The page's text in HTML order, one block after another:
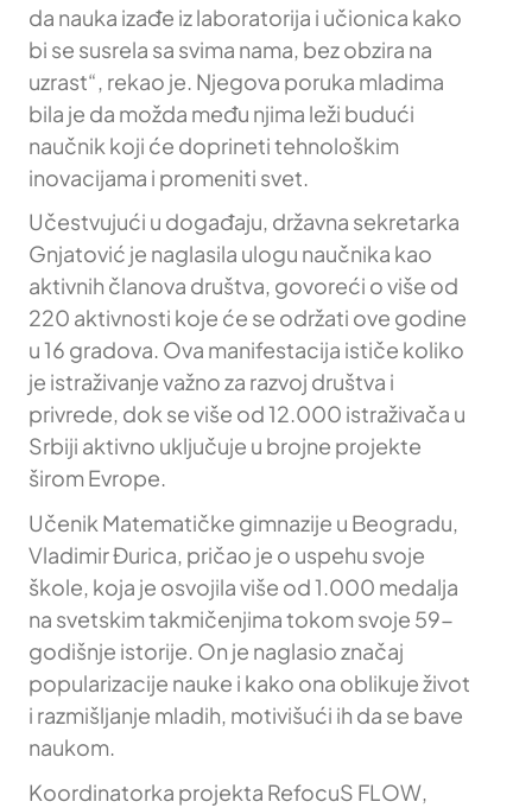
da nauka izađe iz laboratorija i učionica kako
bi se susrela sa svima nama, bez obzira na
uzrast“, rekao je. Njegova poruka mladima
bila je da možda među njima leži budući
naučnik koji će doprineti tehnološkim
inovacijama i promeniti svet.
Učestvujući u događaju, državna sekretarka
Gnjatović je naglasila ulogu naučnika kao
aktivnih članova društva, govoreći o više od
220 aktivnosti koje će se održati ove godine
u 16 gradova. Ova manifestacija ističe koliko
je istraživanje važno za razvoj društva i
privrede, dok se više od 12.000 istraživača u
Srbiji aktivno uključuje u brojne projekte
širom Evrope.
Učenik Matematičke gimnazije u Beogradu,
Vladimir Đurica, pričao je o uspehu svoje
škole, koja je osvojila više od 1.000 medalja
na svetskim takmičenjima tokom svoje 59-
godišnje istorije. On je naglasio značaj
popularizacije nauke i kako ona oblikuje život
i razmišljanje mladih, motivišući ih da se bave
naukom.
Koordinatorka projekta RefocuS FLOW,